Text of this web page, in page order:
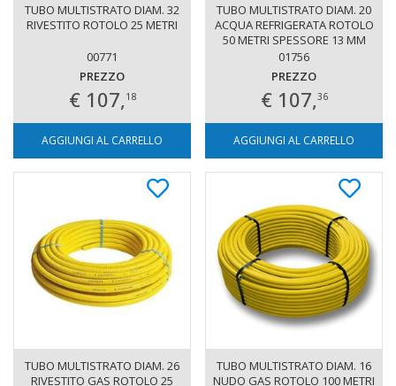
TUBO MULTISTRATO DIAM. 32
RIVESTITO ROTOLO 25 METRI
00771
PREZZO
€ 107,18
AGGIUNGI AL CARRELLO
TUBO MULTISTRATO DIAM. 20
ACQUA REFRIGERATA ROTOLO
50 METRI SPESSORE 13 MM
01756
PREZZO
€ 107,36
AGGIUNGI AL CARRELLO
TUBO MULTISTRATO DIAM. 26
RIVESTITO GAS ROTOLO 25
TUBO MULTISTRATO DIAM. 16
NUDO GAS ROTOLO 100 METRI